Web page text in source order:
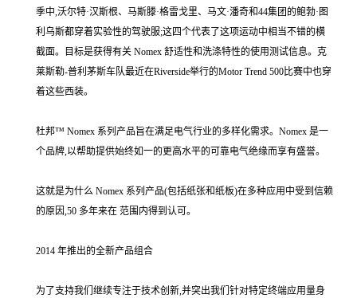
季中,沃尔特·汉斯根、马斯滕·格雷戈里、马文·潘奇和44集团的鲍勃·图
利乌斯都穿着实验性的驾驶服;这四个代表了这项运动中相当不错的横
截面。目标是获得有关 Nomex 舒适性和洗涤特性的使用测试信息。克
莱斯勒-普利茅斯车队最近在Riverside举行的Motor Trend 500比赛中也穿
着这些西装。
杜邦™ Nomex 系列产品旨在满足电气行业的多样化需求。Nomex 是一
个品牌,以帮助提供始终如一的更高水平的可靠电气绝缘而享有盛誉。
这就是为什么 Nomex 系列产品(包括纸张和纸板)在多种应用中受到信赖
的原因,50 多年来在 范围内得到认可。
2014 年推出的全新产品组合
为了支持我们继续专注于技术创新,并突出我们针对特定终端应用量身